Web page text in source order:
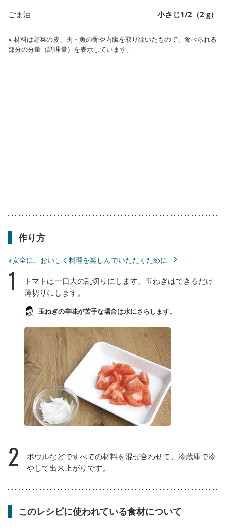
ごま油 小さじ1/2（2 g）
※ 材料は野菜の皮、肉・魚の骨や内臓を取り除いたもので、食べられる
部分の分量（調理量）を表示しています。
作り方
※安全に、おいしく料理を楽しんでいただくために
1
トマトは一口大の乱切りにします。玉ねぎはできるだけ
薄切りにします。
玉ねぎの辛味が苦手な場合は水にさらします。
2
ボウルなどですべての材料を混ぜ合わせて、冷蔵庫で冷
やして出来上がりです。
このレシピに使われている食材について